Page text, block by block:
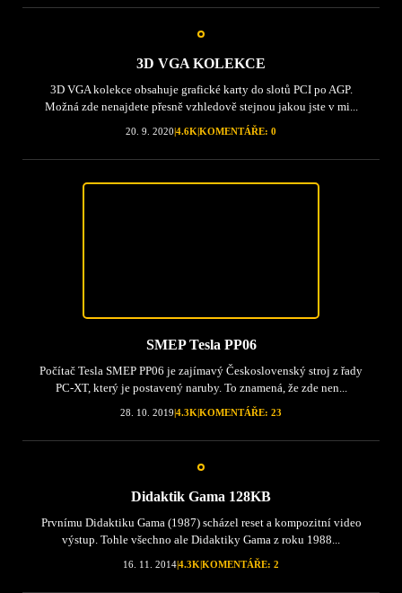
3D VGA KOLEKCE
3D VGA kolekce obsahuje grafické karty do slotů PCI po AGP.
Možná zde nenajdete přesně vzhledově stejnou jakou jste v mi...
20. 9. 2020|4.6K|KOMENTÁŘE: 0
SMEP Tesla PP06
Počítač Tesla SMEP PP06 je zajímavý Československý stroj z řady
PC-XT, který je postavený naruby. To znamená, že zde nen...
28. 10. 2019|4.3K|KOMENTÁŘE: 23
Didaktik Gama 128KB
Prvnímu Didaktiku Gama (1987) scházel reset a kompozitní video
výstup. Tohle všechno ale Didaktiky Gama z roku 1988...
16. 11. 2014|4.3K|KOMENTÁŘE: 2